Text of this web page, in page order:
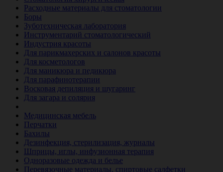
Расходные материалы для стоматологии
Боры
Зуботехническая лаборатория
Инструментарий стоматологический
Индустрия красоты
Для парикмахерских и салонов красоты
Для косметологов
Для маникюра и педикюра
Для парафинотерапии
Восковая депиляция и шугаринг
Для загара и солярия
Медицинская мебель
Перчатки
Бахилы
Дезинфекция, стерилизация, журналы
Шприцы, иглы, инфузионная терапия
Одноразовые одежда и белье
Перевязочные материалы, спиртовые салфетки